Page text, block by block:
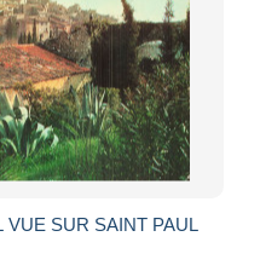
VUE SUR SAINT PAUL